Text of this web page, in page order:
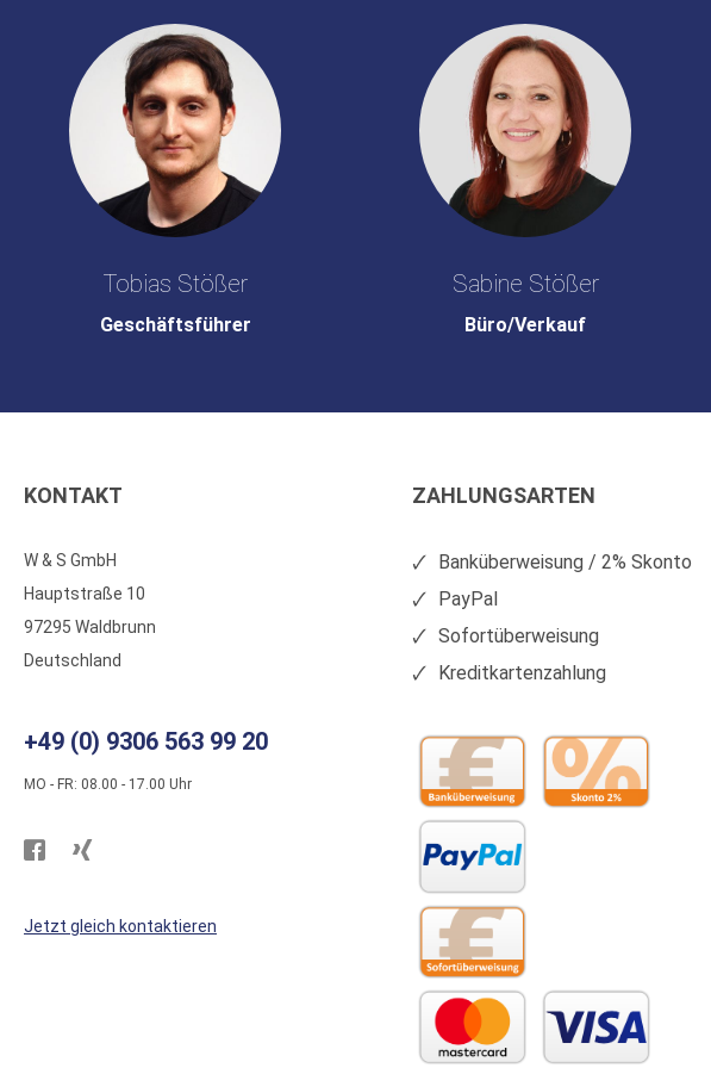
Tobias Stößer
Geschäftsführer
Sabine Stößer
Büro/Verkauf
KONTAKT
W & S GmbH
Hauptstraße 10
97295 Waldbrunn
Deutschland
+49 (0) 9306 563 99 20
MO - FR: 08.00 - 17.00 Uhr
Besuchen
WS
WS
Jetzt gleich kontaktieren
ZAHLUNGSARTEN
Banküberweisung / 2% Skonto
PayPal
Sofortüberweisung
Kreditkartenzahlung